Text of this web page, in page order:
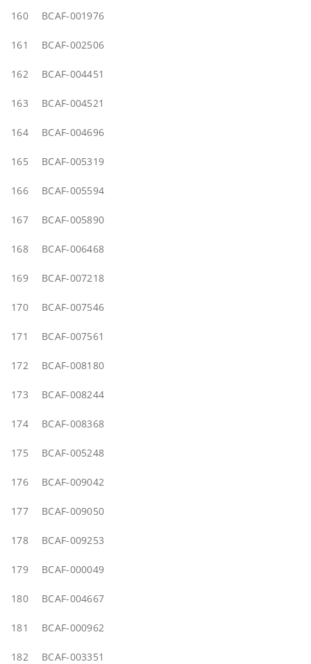
160 BCAF-001976
161 BCAF-002506
162 BCAF-004451
163 BCAF-004521
164 BCAF-004696
165 BCAF-005319
166 BCAF-005594
167 BCAF-005890
168 BCAF-006468
169 BCAF-007218
170 BCAF-007546
171 BCAF-007561
172 BCAF-008180
173 BCAF-008244
174 BCAF-008368
175 BCAF-005248
176 BCAF-009042
177 BCAF-009050
178 BCAF-009253
179 BCAF-000049
180 BCAF-004667
181 BCAF-000962
182 BCAF-003351